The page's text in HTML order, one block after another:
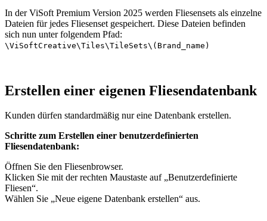
In der ViSoft Premium Version 2025 werden Fliesensets als einzelne
Dateien für jedes Fliesenset gespeichert. Diese Dateien befinden
sich nun unter folgendem Pfad:
\ViSoftCreative\Tiles\TileSets\(Brand_name)
Erstellen einer eigenen Fliesendatenbank
Kunden dürfen standardmäßig nur eine Datenbank erstellen.
Schritte zum Erstellen einer benutzerdefinierten
Fliesendatenbank:
Öffnen Sie den Fliesenbrowser.
Klicken Sie mit der rechten Maustaste auf „Benutzerdefinierte
Fliesen“.
Wählen Sie „Neue eigene Datenbank erstellen“ aus.